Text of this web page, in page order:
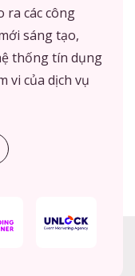
ra các công
sáng tạo,
thống tín dụng
vi của dịch vụ